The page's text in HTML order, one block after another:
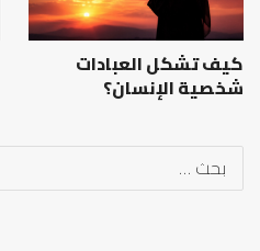
كيف تشكل العبادات
شخصية الإنسان؟